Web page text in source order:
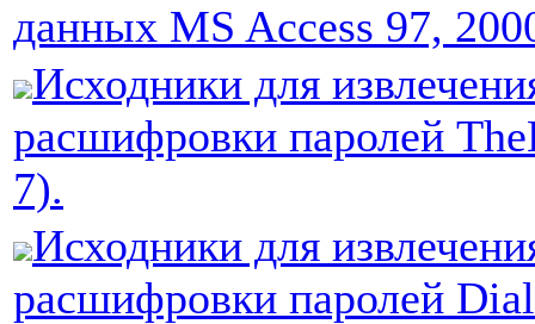
данных MS Access 97,
Исходники для
расшифровки паролей
7).
Исходники для
расшифровки паролей